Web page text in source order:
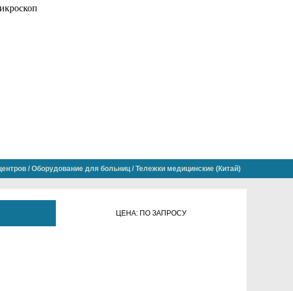
/ Оборудование для больниц/ Тележки медицинские (Китай)
ЦЕНА: ПО ЗАПРОСУ